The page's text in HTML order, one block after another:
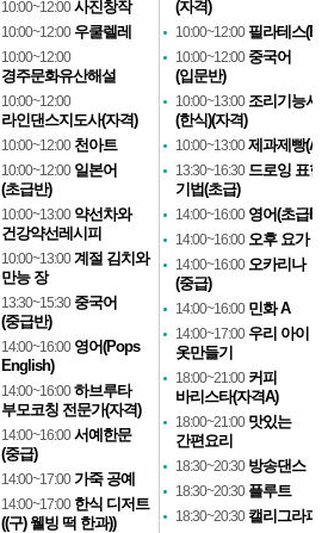
10:00~12:00 사진창작
10:00~12:00 우쿨렐레
10:00~12:00
경주문화유산해설
10:00~12:00
라인댄스지도사(자격)
10:00~12:00 천아트
10:00~12:00 일본어
(초급반)
10:00~13:00 약선차와
건강약선레시피
10:00~13:00 계절 김치와
만능 장
13:30~15:30 중국어
(중급반)
14:00~16:00 영어(Pops
English)
14:00~16:00 하브루타
부모코칭 전문가(자격)
14:00~16:00 서예한문
(중급)
14:00~17:00 가죽 공예
14:00~17:00 한식 디저트
((구) 웰빙 떡 한과))
(자격)
10:00~12:00 필라테스(B)
10:00~12:00 중국어
(입문반)
10:00~13:00 조리기능사
(한식)(자격)
10:00~13:00 제과제빵(A)
13:30~16:30 드로잉 표현
기법(초급)
14:00~16:00 영어(초급B)
14:00~16:00 오후 요가
14:00~16:00 오카리나
(중급)
14:00~16:00 민화 A
14:00~17:00 우리 아이
옷만들기
18:00~21:00 커피
바리스타(자격A)
18:00~21:00 맛있는
간편요리
18:30~20:30 방송댄스
18:30~20:30 플루트
18:30~20:30 캘리그라피